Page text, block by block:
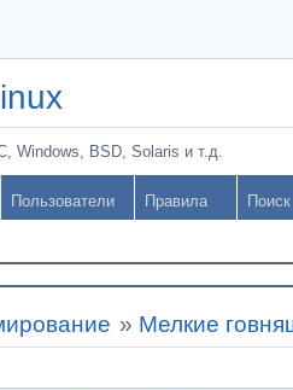
Windows, BSD, Solaris и т.д.
Пользователи Правила Поиск
» Мелкие